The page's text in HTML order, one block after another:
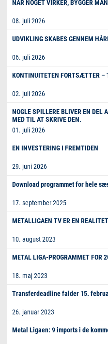
NÅR NOGET VIRKER, BYGGER
08. juli 2026
UDVIKLING SKABES GENNEM
06. juli 2026
KONTINUITETEN FORTSÆTTER –
02. juli 2026
NOGLE SPILLERE BLIVER EN DEL
MED TIL AT SKRIVE DEN.
01. juli 2026
EN INVESTERING I FREMTIDEN
29. juni 2026
Download programmet for hele
17. september 2025
METALLIGAEN TV ER EN
10. august 2023
METAL LIGA-PROGRAMMET FOR
18. maj 2023
Transferdeadline falder 15.
26. januar 2023
Metal Ligaen: 9 imports i de